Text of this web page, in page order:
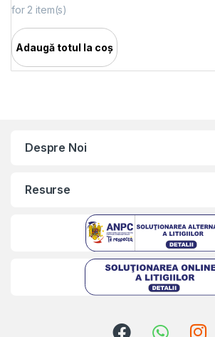
for 2 item(s)
Adaugă totul la coș
Despre Noi
Resurse